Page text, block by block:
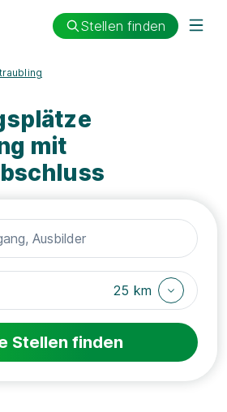
Stellen finden
mit
25 km
Stellen finden